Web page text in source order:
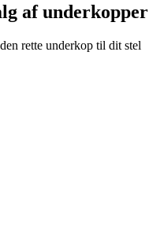
af
rette underkop til dit stel